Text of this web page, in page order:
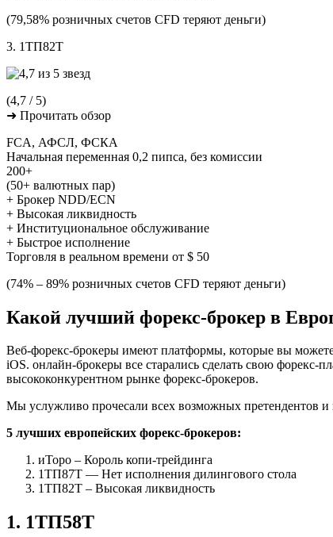
(79,58% розничных счетов CFD теряют деньги)
3. 1ТП82Т
(4,7 / 5)
➜ Прочитать обзор
FCA, АФСЛ, ФСКА
Начальная переменная 0,2 пипса, без комиссии
200+
(50+ валютных пар)
+ Брокер NDD/ECN
+ Высокая ликвидность
+ Институциональное обслуживание
+ Быстрое исполнение
Торговля в реальном времени от $ 50
(74% – 89% розничных счетов CFD теряют деньги)
Какой лучший форекс-брокер в
Веб-форекс-брокеры имеют платформы, которые вы можете
iOS. онлайн-брокеры все старались сделать свою форекс-
высококонкурентном рынке форекс-брокеров.
Мы услужливо прочесали всех возможных претендентов
5 лучших европейских форекс-брокеров:
иТоро – Король копи-трейдинга
1ТП87Т — Нет исполнения дилингового стола
1ТП82Т – Высокая ликвидность
1. 1ТП58Т